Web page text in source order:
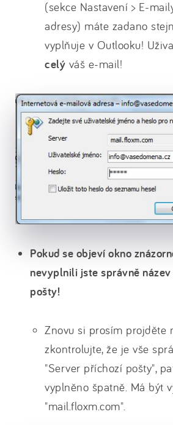
(sekce Nastavení > E-
adresy) máte zadano
vyplňuje v Outlooku!
celý váš e-mail!
Pokud se objeví okno
nevyplnili jste správně
pošty!
Znovu si prosím projděte
zkontrolujte, že je vše
"Server příchozí pošty",
vyplněno špatně. Má být
"mail.floxm.com".